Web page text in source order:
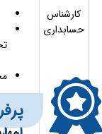
کارشناس
حسابداری